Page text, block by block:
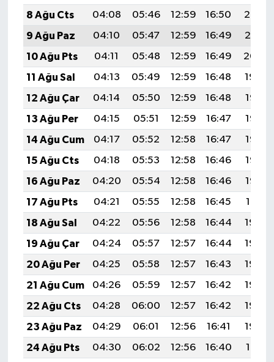
8 Ağu Cts
04:08 05:46 12:59 16:50
20:02
9 Ağu Paz
04:10 05:47 12:59 16:49
20:01
10 Ağu Pts
04:11 05:48 12:59 16:49
20:00
11 Ağu Sal
04:13 05:49 12:59 16:48
19:59
12 Ağu Çar
04:14 05:50 12:59 16:48
19:57
13 Ağu Per
04:15 05:51 12:59 16:47
19:56
14 Ağu Cum
04:17 05:52 12:58 16:47
19:55
15 Ağu Cts
04:18 05:53 12:58 16:46
19:53
16 Ağu Paz
04:20 05:54 12:58 16:46
19:52
17 Ağu Pts
04:21 05:55 12:58 16:45
19:51
18 Ağu Sal
04:22 05:56 12:58 16:44
19:49
19 Ağu Çar
04:24 05:57 12:57 16:44
19:48
20 Ağu Per
04:25 05:58 12:57 16:43
19:46
21 Ağu Cum
04:26 05:59 12:57 16:42
19:45
22 Ağu Cts
04:28 06:00 12:57 16:42
19:44
23 Ağu Paz
04:29 06:01 12:56 16:41
19:42
24 Ağu Pts
04:30 06:02 12:56 16:40
19:41